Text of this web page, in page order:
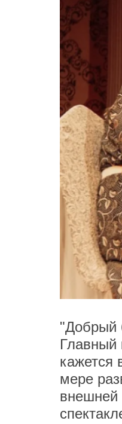
"Добрый
Главный
кажется
мере
внешней